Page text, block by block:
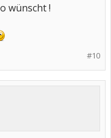
wünscht !
#10